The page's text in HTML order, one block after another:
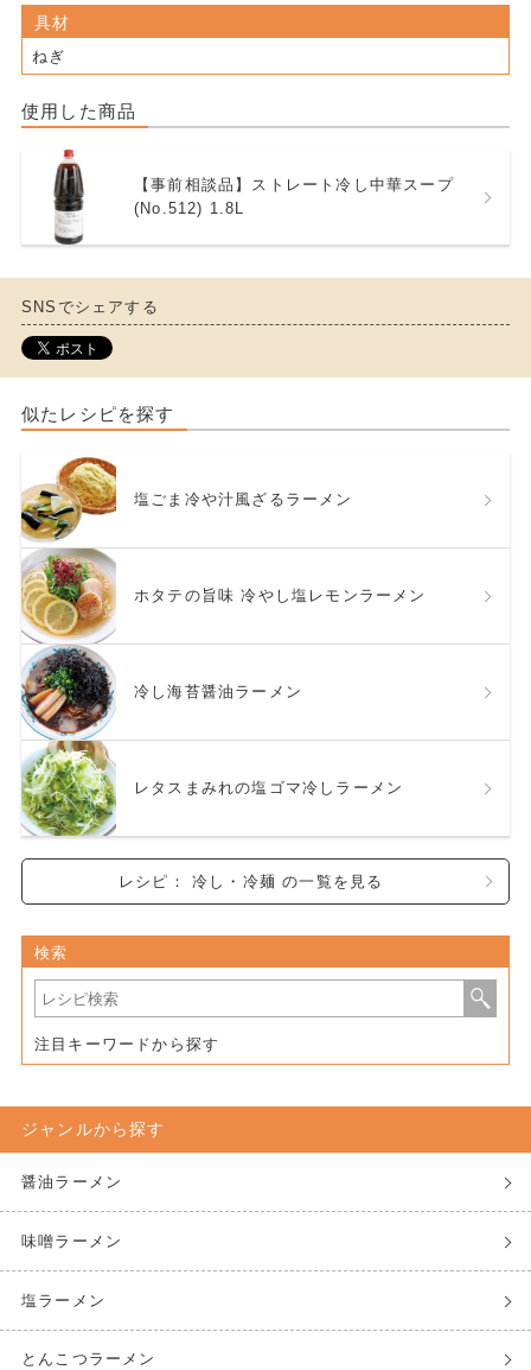
具材
ねぎ
使用した商品
【事前相談品】ストレート冷し中華スープ
(No.512) 1.8L
SNSでシェアする
似たレシピを探す
塩ごま冷や汁風ざるラーメン
ホタテの旨味 冷やし塩レモンラーメン
冷し海苔醤油ラーメン
レタスまみれの塩ゴマ冷しラーメン
レシピ： 冷し・冷麺 の一覧を見る
検索
注目キーワードから探す
ジャンルから探す
醤油ラーメン
味噌ラーメン
塩ラーメン
とんこつラーメン